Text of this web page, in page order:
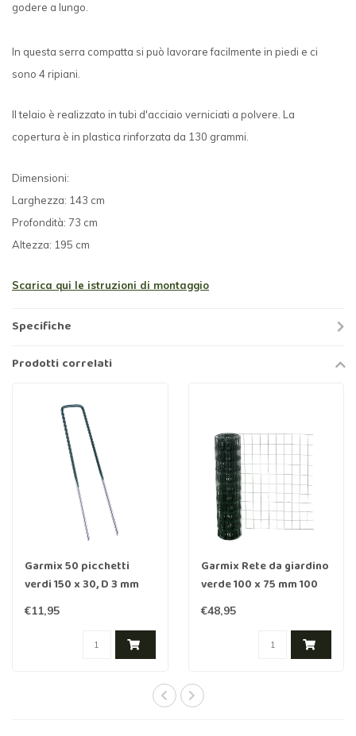
godere a lungo.
In questa serra compatta si può lavorare facilmente in piedi e ci
sono 4 ripiani.
Il telaio è realizzato in tubi d'acciaio verniciati a polvere. La
copertura è in plastica rinforzata da 130 grammi.
Dimensioni:
Larghezza: 143 cm
Profondità: 73 cm
Altezza: 195 cm
Scarica qui le istruzioni di montaggio
Specifiche
Prodotti correlati
Garmix 50 picchetti
verdi 150 x 30, D 3 mm
€11,95
Garmix Rete da giardino
verde 100 x 75 mm 100
cm 2 mm 25 m
€48,95